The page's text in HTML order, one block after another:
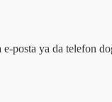
posta ya da telefon